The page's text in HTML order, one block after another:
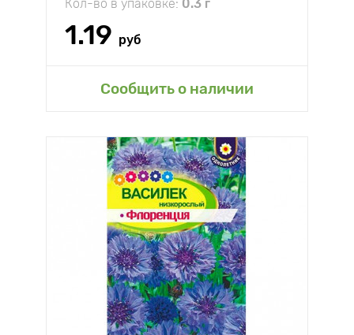
Кол-во в упаковке: 0.3 г
1.19 руб
Сообщить о наличии